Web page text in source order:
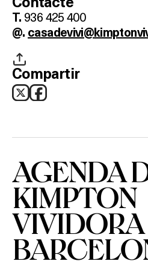
T. 936 425 400
@.
Compartir
AGENDA
KIMPTON
VIVIDORA